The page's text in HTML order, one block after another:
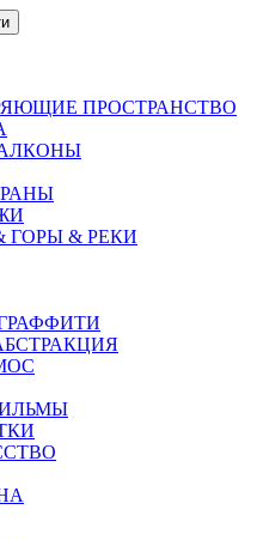
ПРОСТРАНСТВО
& РЕКИ